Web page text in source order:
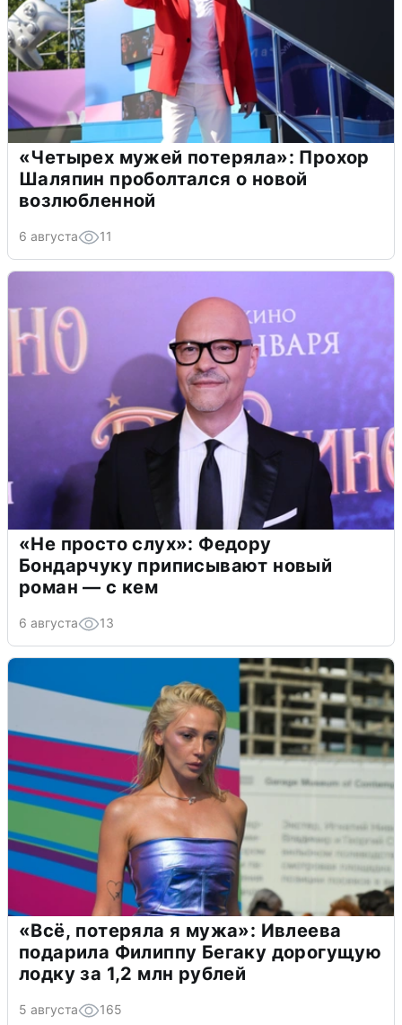
«Четырех мужей потеряла»: Прохор
Шаляпин проболтался о новой
возлюбленной
6 августа 11
«Не просто слух»: Федору
Бондарчуку приписывают новый
роман — с кем
6 августа 13
«Всё, потеряла я мужа»: Ивлеева
подарила Филиппу Бегаку дорогущую
лодку за 1,2 млн рублей
5 августа 165